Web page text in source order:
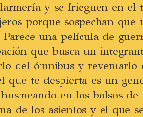
y se frieguen en el
porque sospechan
Parece una película de
que busca un
del ómnibus y reventarlo
que te despierta es un
en los bolsos
de los asientos y el que